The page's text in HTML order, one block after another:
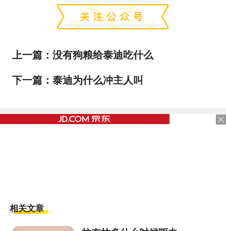
上一篇： 没有狗粮给泰迪吃什么
下一篇： 泰迪为什么冲主人叫
相关文章